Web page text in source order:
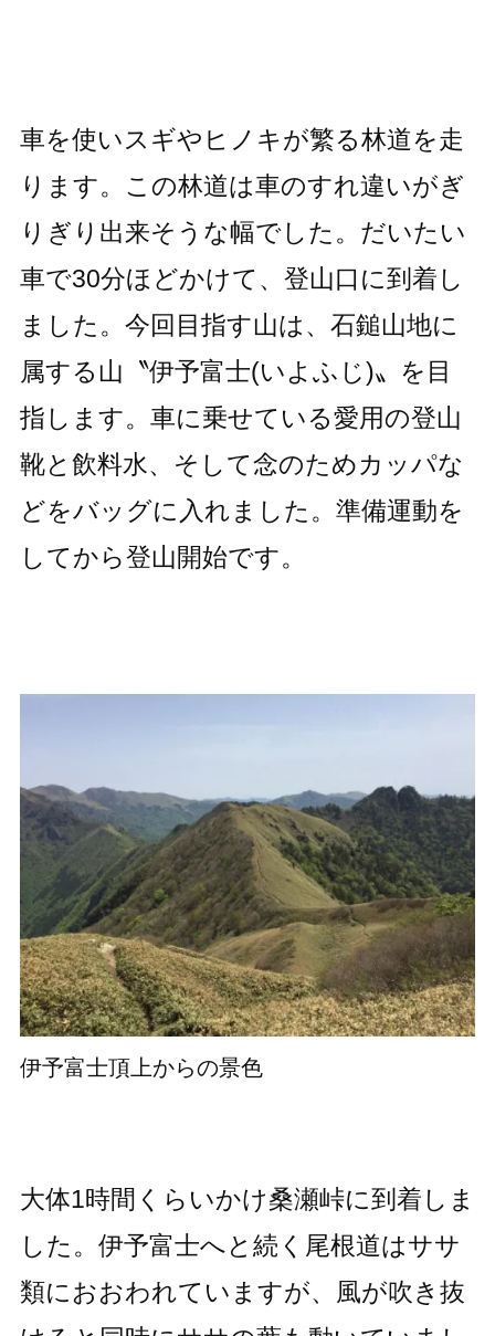
車を使いスギやヒノキが繁る林道を走
ります。この林道は車のすれ違いがぎ
りぎり出来そうな幅でした。だいたい
車で30分ほどかけて、登山口に到着し
ました。今回目指す山は、石鎚山地に
属する山〝伊予富士(いよふじ)〟を目
指します。車に乗せている愛用の登山
靴と飲料水、そして念のためカッパな
どをバッグに入れました。準備運動を
してから登山開始です。
伊予富士頂上からの景色
大体1時間くらいかけ桑瀬峠に到着しま
した。伊予富士へと続く尾根道はササ
類におおわれていますが、風が吹き抜